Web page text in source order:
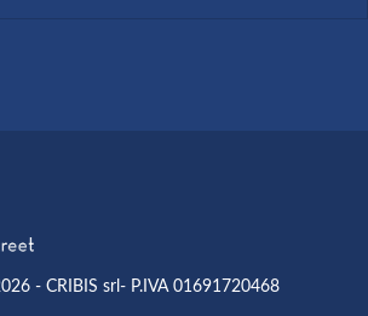
- CRIBIS srl- P.IVA 01691720468